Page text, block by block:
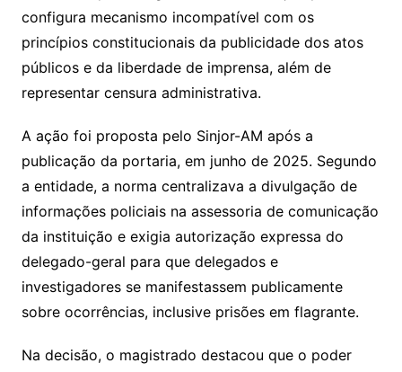
configura mecanismo incompatível com os
princípios constitucionais da publicidade dos atos
públicos e da liberdade de imprensa, além de
representar censura administrativa.
A ação foi proposta pelo Sinjor-AM após a
publicação da portaria, em junho de 2025. Segundo
a entidade, a norma centralizava a divulgação de
informações policiais na assessoria de comunicação
da instituição e exigia autorização expressa do
delegado-geral para que delegados e
investigadores se manifestassem publicamente
sobre ocorrências, inclusive prisões em flagrante.
Na decisão, o magistrado destacou que o poder